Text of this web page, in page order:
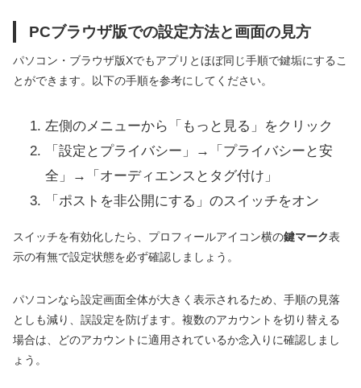
PCブラウザ版での設定方法と画面の見方
パソコン・ブラウザ版Xでもアプリとほぼ同じ手順で鍵垢にするこ
とができます。以下の手順を参考にしてください。
左側のメニューから「もっと見る」をクリック
「設定とプライバシー」→「プライバシーと安
全」→「オーディエンスとタグ付け」
「ポストを非公開にする」のスイッチをオン
スイッチを有効化したら、プロフィールアイコン横の鍵マーク表
示の有無で設定状態を必ず確認しましょう。
パソコンなら設定画面全体が大きく表示されるため、手順の見落
としも減り、誤設定を防げます。複数のアカウントを切り替える
場合は、どのアカウントに適用されているか念入りに確認しまし
ょう。